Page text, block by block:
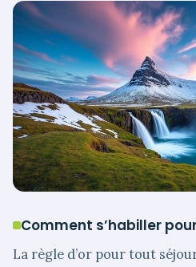
Comment s’habiller
La règle d’or pour tout